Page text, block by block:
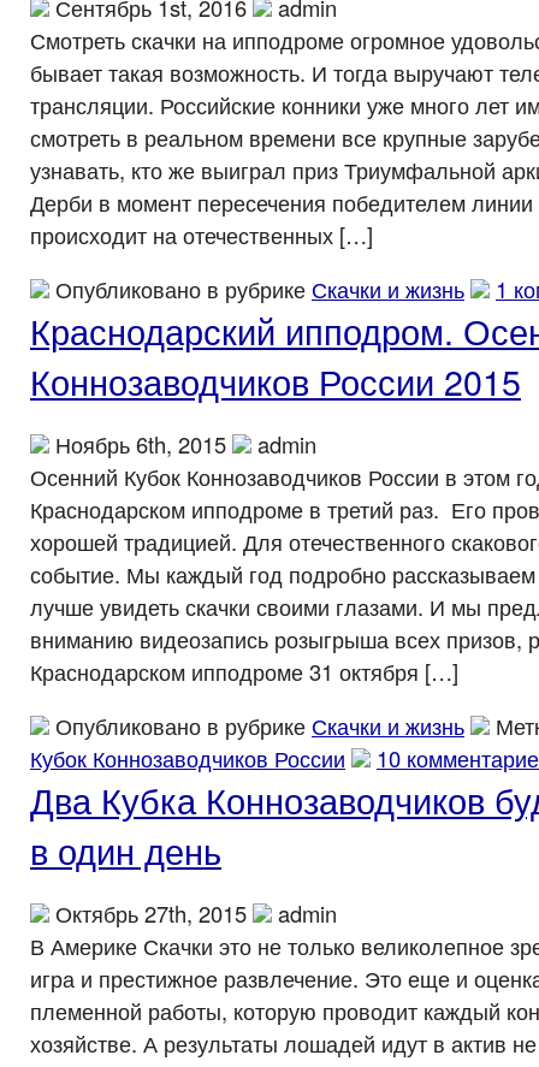
Сентябрь 1st, 2016
admin
Смотреть скачки на ипподроме огромное
бывает такая возможность. И тогда выручают
трансляции. Российские конники уже много лет
смотреть в реальном времени все крупные
узнавать, кто же выиграл приз Триумфальной
Дерби в момент пересечения победителем
происходит на отечественных […]
Опубликовано в рубрике Скачки и жизнь 1
Краснодарский ипподром.
Коннозаводчиков России 2015
Ноябрь 6th, 2015
admin
Осенний Кубок Коннозаводчиков России в этом
Краснодарском ипподроме в третий раз. Его
хорошей традицией. Для отечественного
событие. Мы каждый год подробно
лучше увидеть скачки своими глазами. И мы
вниманию видеозапись розыгрыша всех призов,
Краснодарском ипподроме 31 октября […]
Опубликовано в рубрике Скачки и жизнь
Кубок Коннозаводчиков России
10
Два Кубка Коннозаводчиков
в один день
Октябрь 27th, 2015
admin
В Америке Скачки это не только великолепное
игра и престижное развлечение. Это еще и
племенной работы, которую проводит каждый
хозяйстве. А результаты лошадей идут в актив